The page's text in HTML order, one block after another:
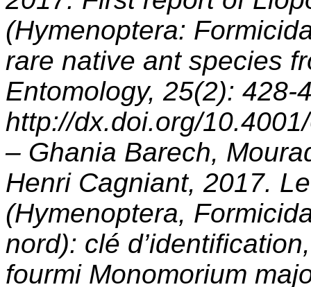
(Hymenoptera:
rare native ant species
Entomology, 25(2): 428-
http://dx.doi.org/
– Ghania Barech,
Henri Cagniant, 2017.
(Hymenoptera,
nord): clé
fourmi Monomorium